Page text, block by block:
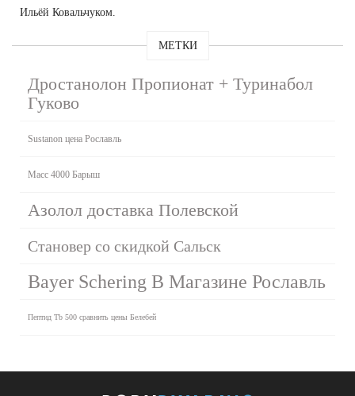
Ильёй Ковальчуком.
МЕТКИ
Дростанолон Пропионат + Туринабол
Гуково
Sustanon цена Рославль
Масс 4000 Барыш
Азолол доставка Полевской
Становер со скидкой Сальск
Bayer Schering В Магазине Рославль
Пептид Tb 500 сравнить цены Белебей